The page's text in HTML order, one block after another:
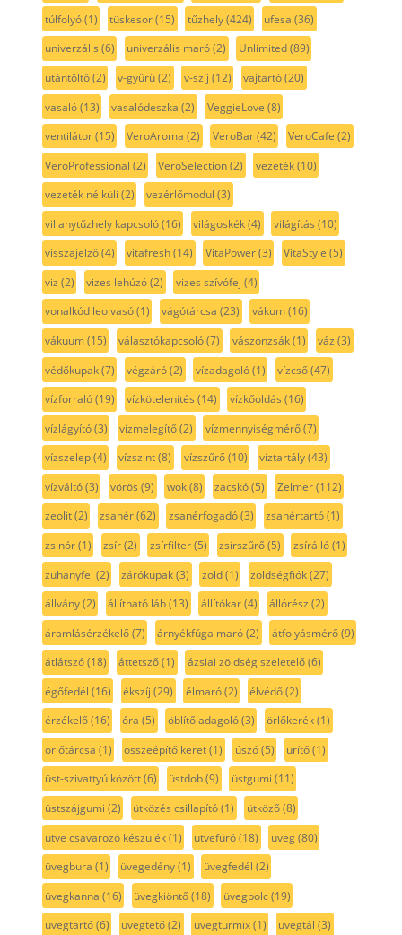
túlfolyó(1) tüskesor(15) tűzhely(424) ufesa (36)
univerzális (6) univerzális maró(2) Unlimited(89)
utántöltő(2) v-gyűrű(2) v-szíj (12) vajtartó(20)
vasaló(13) vasalódeszka (2) VeggieLove (8)
ventilátor(15) VeroAroma (2) VeroBar(42) VeroCafe (2)
VeroProfessional (2) VeroSelection(2) vezeték(10)
vezeték nélküli (2) vezérlőmodul (3)
villanytűzhely kapcsoló(16) világoskék(4) világítás (10)
visszajelző(4) vitafresh(14) VitaPower(3) VitaStyle (5)
viz (2) vizes lehúzó(2) vizes szívófej (4)
vonalkód leolvasó(1) vágótárcsa (23) vákum(16)
vákuum(15) választókapcsoló(7) vászonzsák(1) váz (3)
védőkupak(7) végzáró(2) vízadagoló(1) vízcső(47)
vízforraló(19) vízkötelenítés (14) vízkőoldás (16)
vízlágyító(3) vízmelegítő(2) vízmennyiségmérő(7)
vízszelep(4) vízszint(8) vízszűrő(10) víztartály(43)
vízváltó(3) vörös (9) wok(8) zacskó(5) Zelmer(112)
zeolit(2) zsanér(62) zsanérfogadó(3) zsanértartó(1)
zsinór(1) zsír(2) zsírfilter(5) zsírszűrő(5) zsírálló(1)
zuhanyfej (2) zárókupak(3) zöld(1) zöldségfiók(27)
állvány(2) állítható láb(13) állítókar(4) állórész (2)
áramlásérzékelő(7) árnyékfúga maró(2) átfolyásmérő(9)
átlátszó(18) áttetsző(1) ázsiai zöldség szeletelő(6)
égőfedél (16) ékszíj (29) élmaró(2) élvédő(2)
érzékelő(16) óra (5) öblítő adagoló(3) örlőkerék(1)
örlőtárcsa (1) összeépítő keret(1) úszó(5) ürítő(1)
üst-szivattyú között(6) üstdob(9) üstgumi (11)
üstszájgumi (2) ütközés csillapító(1) ütköző(8)
ütve csavarozó készülék(1) ütvefúró(18) üveg(80)
üvegbura (1) üvegedény(1) üvegfedél (2)
üvegkanna (16) üvegkiöntő(18) üvegpolc(19)
üvegtartó(6) üvegtető(2) üvegturmix(1) üvegtál (3)